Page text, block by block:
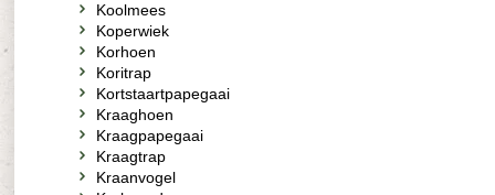
Koolmees
Koperwiek
Korhoen
Koritrap
Kortstaartpapegaai
Kraaghoen
Kraagpapegaai
Kraagtrap
Kraanvogel